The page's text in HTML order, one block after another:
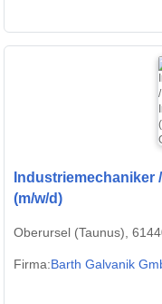
Industriemechaniker
(m/w/d)
Oberursel (Taunus),
Firma:Barth Galvanik